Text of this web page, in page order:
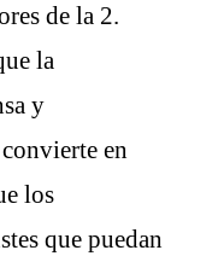
de la 2.
la
y
en
los
que puedan